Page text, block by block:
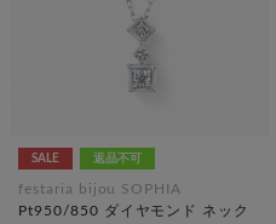
SALE 返品不可
festaria bijou SOPHIA
Pt950/850 ダイヤモンド ネック